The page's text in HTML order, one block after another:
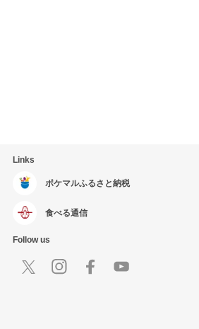
Links
ポケマルふるさと納税
食べる通信
Follow us